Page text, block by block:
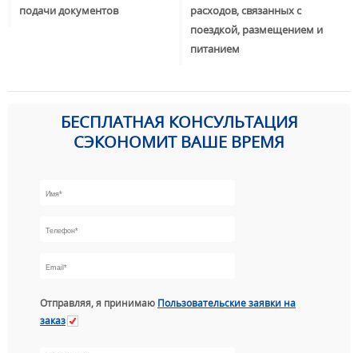
подачи документов
расходов, связанных с
поездкой, размещением и
питанием
БЕСПЛАТНАЯ КОНСУЛЬТАЦИЯ
СЭКОНОМИТ ВАШЕ ВРЕМЯ
Отправляя, я принимаю Пользовательские заявки на
заказ